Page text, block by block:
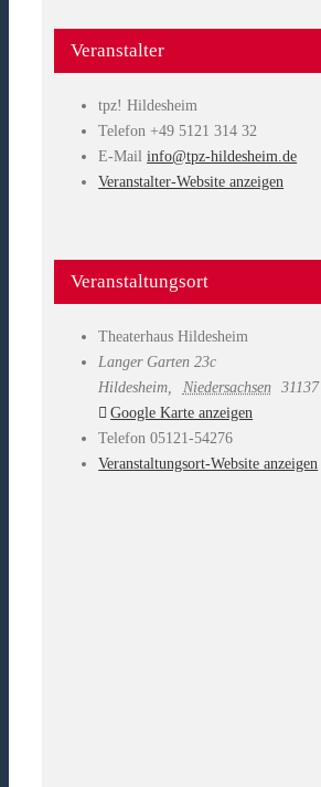
Veranstalter
tpz! Hildesheim
Telefon+49 5121 314 32
E-Mailinfo@tpz-hildesheim.de
Veranstalter-Website anzeigen
Veranstaltungsort
Theaterhaus Hildesheim
Langer Garten 23c
Hildesheim
Niedersachsen 31137
Google Karte anzeigen
Telefon 05121-54276
Veranstaltungsort-Website anzeigen